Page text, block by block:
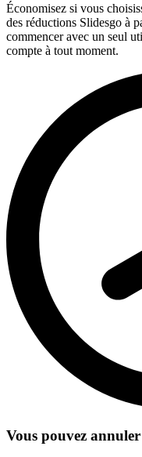
Économisez si vous
des réductions Slidesgo à
commencer avec un seul
compte à tout moment.
Vous pouvez